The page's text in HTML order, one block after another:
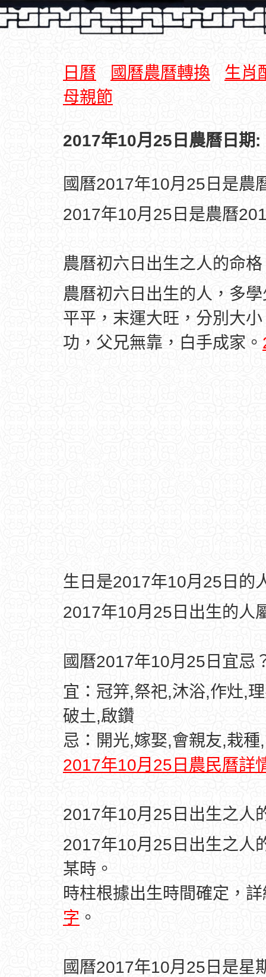
日曆 國曆農曆轉換
生肖
母親節
2017年10月25日農曆日期:
國曆2017年10月25日是農
2017年10月25日是農曆
農曆初六日出生之人的命
農曆初六日出生的人，多
平平，末運大旺，分別大
功，父兄無靠，白手成家。
生日是2017年10月25日的
2017年10月25日出生的人
國曆2017年10月25日宜忌
宜：冠笄,祭祀,沐浴,作灶,
破土,啟鑽
忌：開光,嫁娶,會親友,栽種
2017年10月25日農民曆詳
2017年10月25日出生之人
2017年10月25日出生之人
某時。
時柱根據出生時間確定，
字 。
國曆2017年10月25日是星